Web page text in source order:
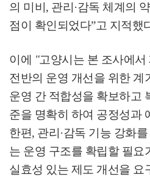
의 미비 , 관리 ·감독 체계의
점이 확인되었다”고 지적했
이에 "고양시는 본 조사에서
전반의 운영 개선을 위한 계
운영 간 적합성을 확보하고
준을 명확히 하여 공정성과
한편, 관리 ·감독 기능 강화
는 운영 구조를 확립할 필요
실효성 있는 제도 개선을 요